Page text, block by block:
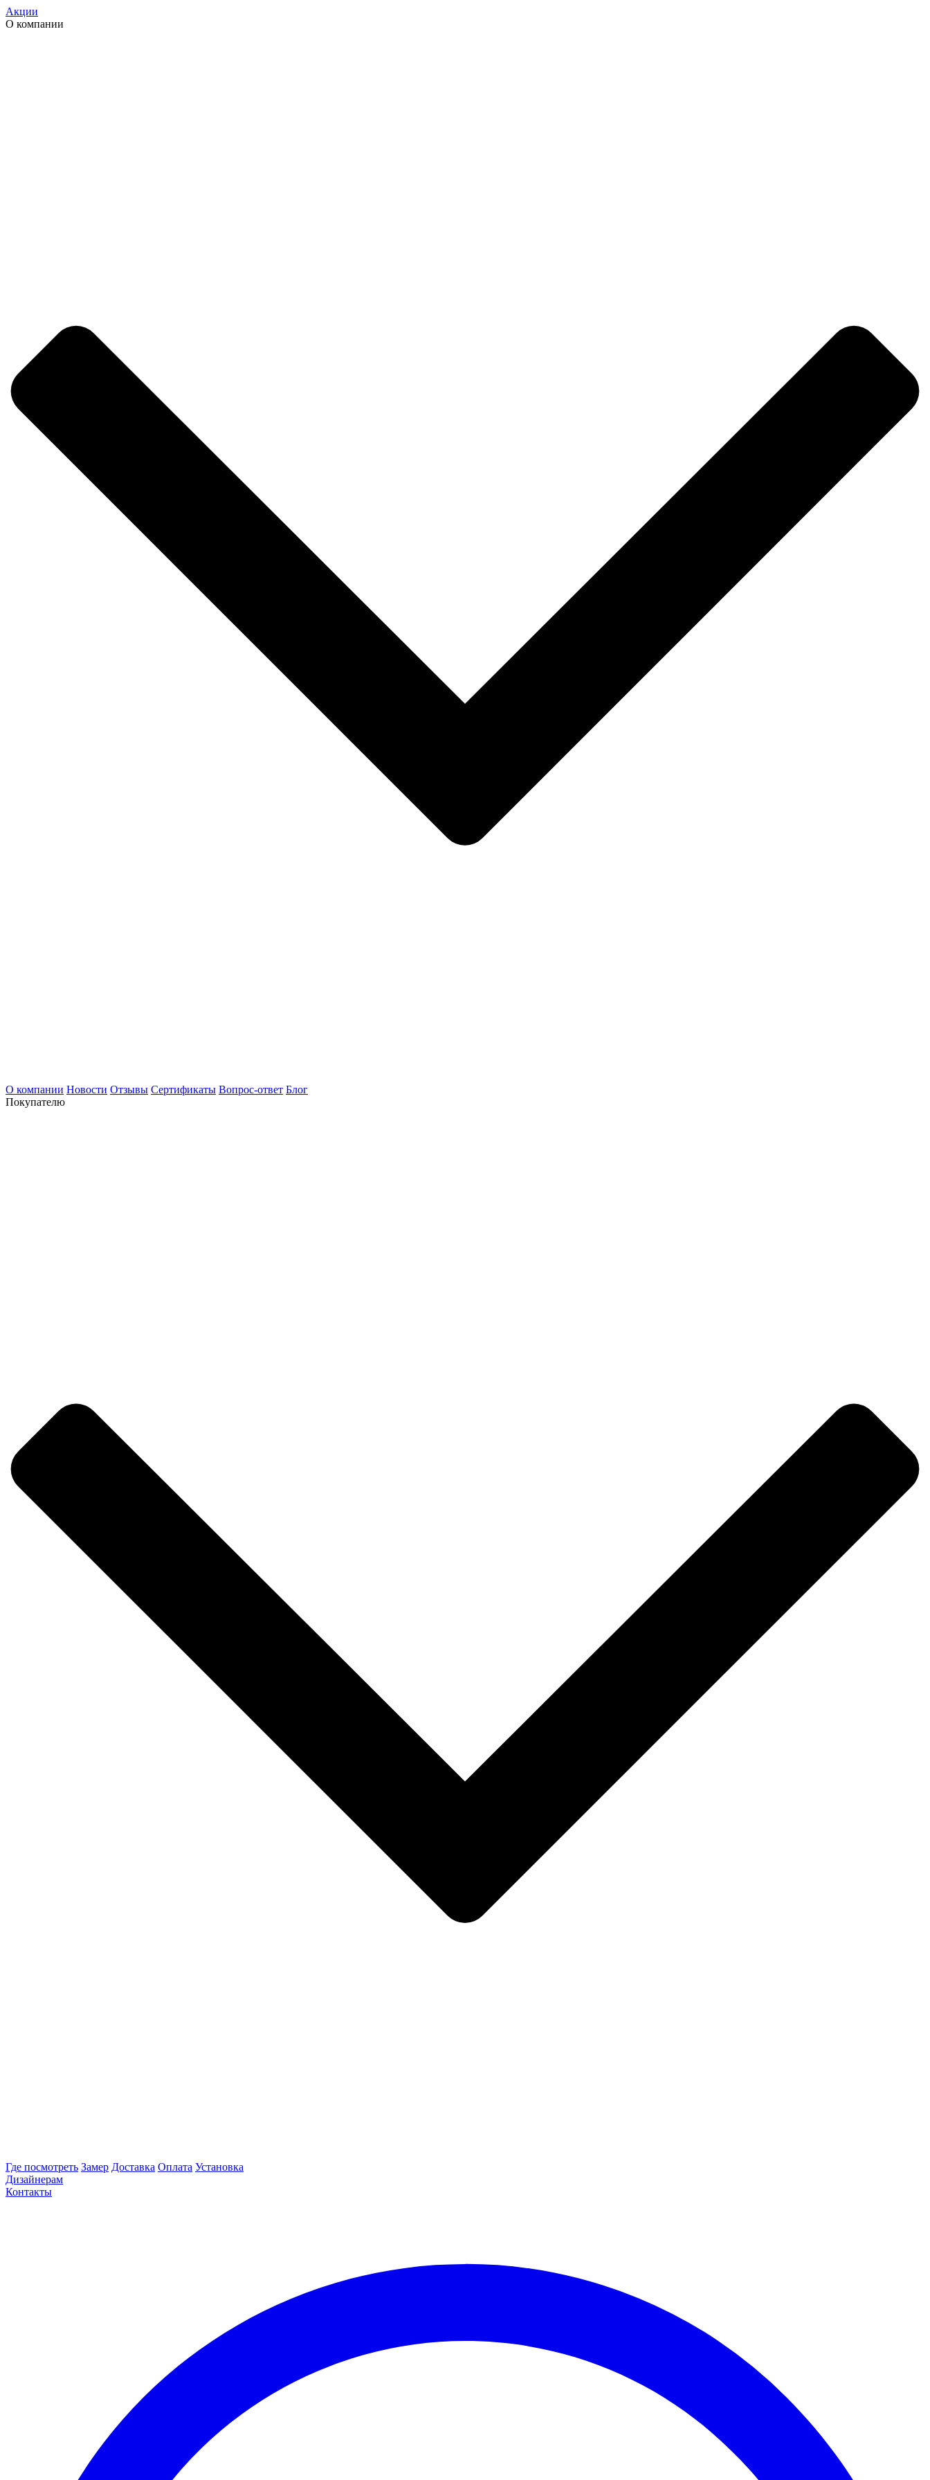
Акции
О компании
О компании Новости Отзывы Сертификаты Вопрос-ответ Блог
Покупателю
Где посмотреть Замер Доставка Оплата Установка
Дизайнерам
Контакты